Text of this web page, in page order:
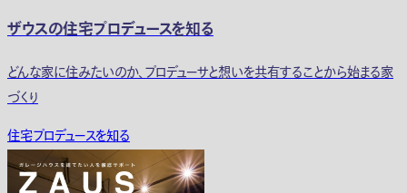
ザウスの住宅プロデュースを知る
どんな家に住みたいのか、プロデューサと想いを共有することから始まる家
づくり
住宅プロデュースを知る